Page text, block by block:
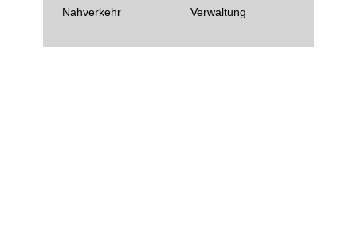
Nahverkehr
Verwaltung